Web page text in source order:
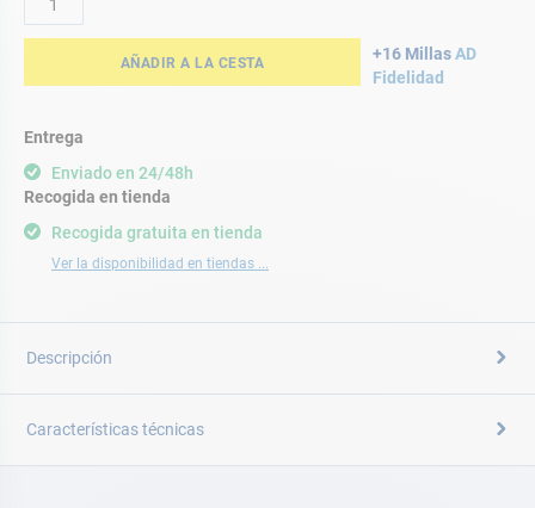
AÑADIR A LA CESTA +16 MillasAD
Fidelidad
Entrega
Enviado en 24/48h
Recogida gratuita en tienda
Ver la disponibilidad en tiendas ...
Recogida en tienda
Descripción
Características técnicas